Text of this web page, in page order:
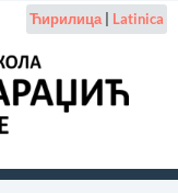
Ћирилица| Latinica